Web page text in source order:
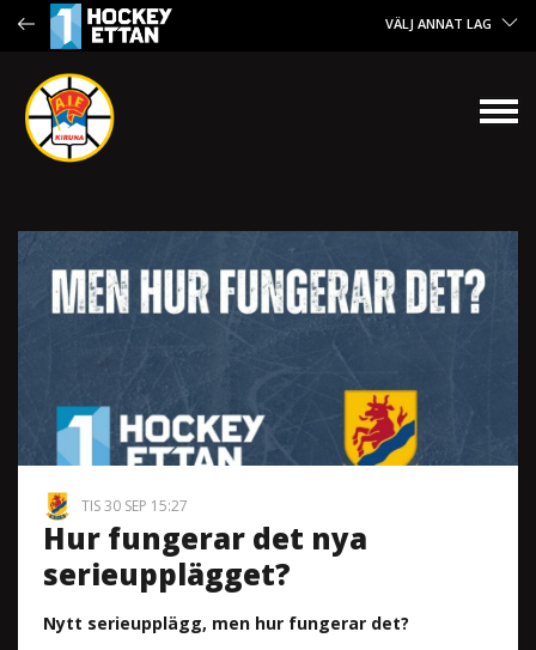
VÄLJ ANNAT LAG
TIS 30 SEP 15:27
Hur fungerar det nya
serieupplägget?
Nytt serieupplägg, men hur fungerar det?